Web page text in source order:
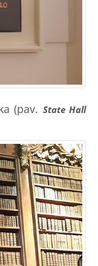
(pav. State Hall